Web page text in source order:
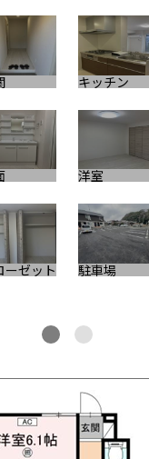
キッチン
洋室
ーゼット 駐車場